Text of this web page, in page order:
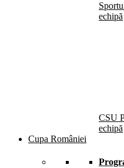
echipă
CSU
echipă
Cupa României